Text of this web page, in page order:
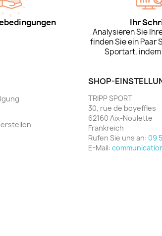
Ihr
Analysieren Sie
finden Sie ein Paar
Sportart, indem
SHOP-
TRIPP SPORT
30, rue de boyeffles
62160 Aix-Noulette
Frankreich
Rufen Sie uns an: 09
E-Mail: